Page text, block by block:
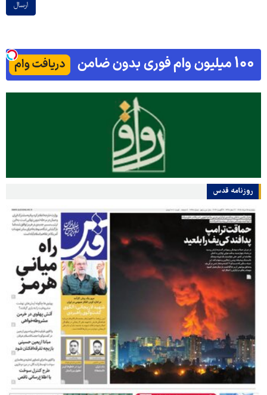
ارسال
روزنامه قدس